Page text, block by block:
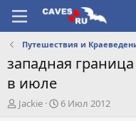
Путешествия и
западная
в июле
А
Jackie
Д
6 Июл 2012